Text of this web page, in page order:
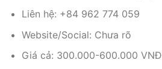
Liên hệ: +84 962 774 059
Website/Social: Chưa rõ
Giá cả: 300.000-600.000 VNĐ